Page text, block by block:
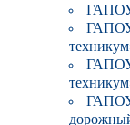
ГАПОУ
ГАПОУ
ГАПОУ